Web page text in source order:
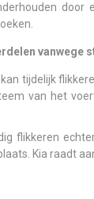
door
vanwege
tijdelijk
van het
flikkeren
Kia raadt